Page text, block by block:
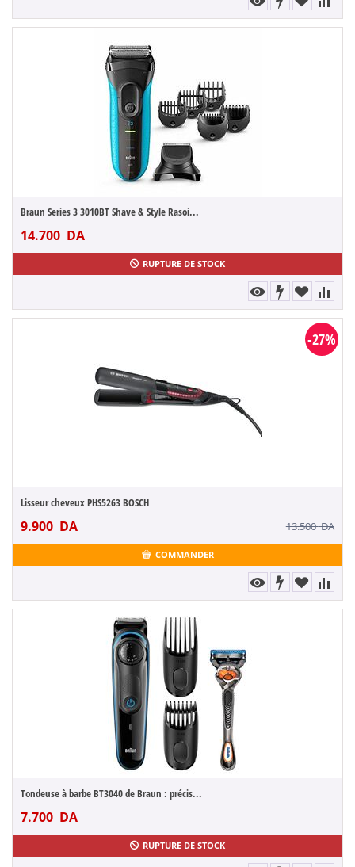
Braun Series 3 3010BT Shave & Style Rasoi...
14.700 DA
RUPTURE DE STOCK
-27%
Lisseur cheveux PHS5263 BOSCH
9.900 DA 13.500DA
COMMANDER
Tondeuse à barbe BT3040 de Braun : précis...
7.700 DA
RUPTURE DE STOCK